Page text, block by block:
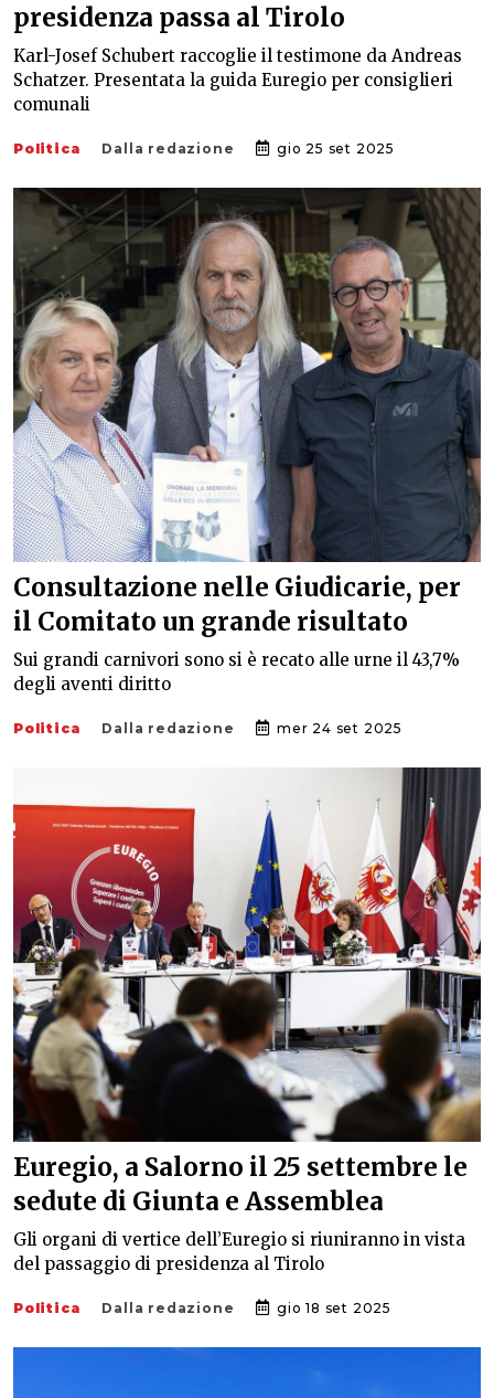
presidenza passa al Tirolo
Karl-Josef Schubert raccoglie il testimone da Andreas
Schatzer. Presentata la guida Euregio per consiglieri
comunali
Politica Dalla redazione gio 25 set 2025
Consultazione nelle Giudicarie, per
il Comitato un grande risultato
Sui grandi carnivori sono si è recato alle urne il 43,7%
degli aventi diritto
Politica Dalla redazione mer 24 set 2025
Euregio, a Salorno il 25 settembre le
sedute di Giunta e Assemblea
Gli organi di vertice dell’Euregio si riuniranno in vista
del passaggio di presidenza al Tirolo
Politica Dalla redazione gio 18 set 2025